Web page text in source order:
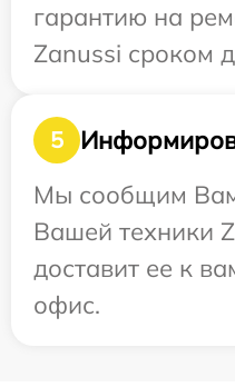
гарантию на
Zanussi сроком
5
Мы сообщим Вам
Вашей техники
доставит ее к
офис.